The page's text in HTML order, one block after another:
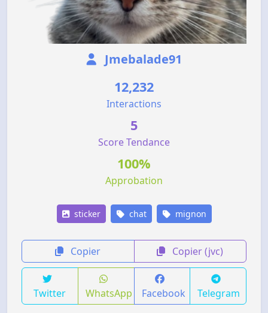
Jmebalade91
12,232
Interactions
5
Score Tendance
100%
Approbation
sticker chat mignon
Copier Copier (jvc)
Twitter WhatsApp Facebook Telegram